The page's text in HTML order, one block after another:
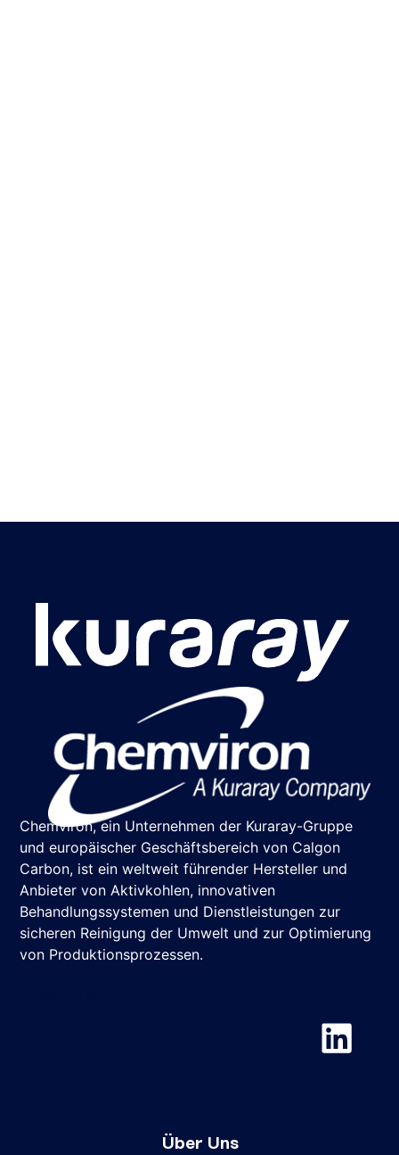
Chemviron, ein Unternehmen der Kuraray-Gruppe
und europäischer Geschäftsbereich von Calgon
Carbon, ist ein weltweit führender Hersteller und
Anbieter von Aktivkohlen, innovativen
Behandlungssystemen und Dienstleistungen zur
sicheren Reinigung der Umwelt und zur Optimierung
von Produktionsprozessen.
Über Uns